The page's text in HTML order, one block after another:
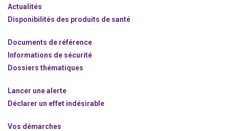
Actualités
Disponibilités des produits de santé
Documents de référence
Informations de sécurité
Dossiers thématiques
Lancer une alerte
Déclarer un effet indésirable
Vos démarches